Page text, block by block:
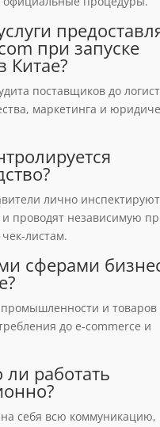
при запуске
Китае?
поставщиков до
маркетинга и
лично инспектируют
и проводят независимую
листам.
сферами
и товаров
до e-commerce и
работать
себя всю коммуникацию,